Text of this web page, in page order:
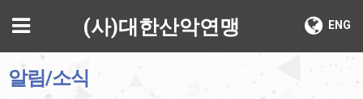
메뉴 ENG
(사)대한산악연맹
알림/소식